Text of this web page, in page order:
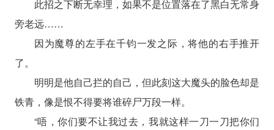
此招之下断无幸理，如果不是位置落在了黑白无常身
旁老远……
因为魔尊的左手在千钧一发之际，将他的右手推开
了。
明明是他自己拦的自己，但此刻这大魔头的脸色却是
铁青，像是恨不得要将谁碎尸万段一样。
“唔，你们要不让我过去，我就这样一刀一刀把你们